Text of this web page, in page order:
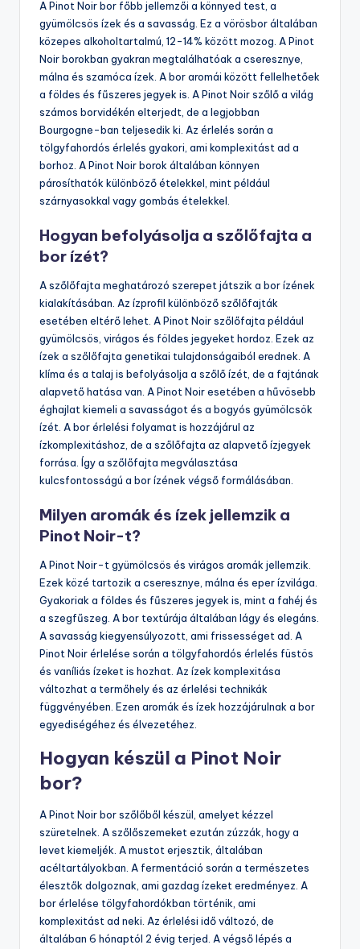
A Pinot Noir bor főbb jellemzői a könnyed test, a
gyümölcsös ízek és a savasság. Ez a vörösbor általában
közepes alkoholtartalmú, 12-14% között mozog. A Pinot
Noir borokban gyakran megtalálhatóak a cseresznye,
málna és szamóca ízek. A bor aromái között fellelhetőek
a földes és fűszeres jegyek is. A Pinot Noir szőlő a világ
számos borvidékén elterjedt, de a legjobban
Bourgogne-ban teljesedik ki. Az érlelés során a
tölgyfahordós érlelés gyakori, ami komplexitást ad a
borhoz. A Pinot Noir borok általában könnyen
párosíthatók különböző ételekkel, mint például
szárnyasokkal vagy gombás ételekkel.
Hogyan befolyásolja a szőlőfajta a
bor ízét?
A szőlőfajta meghatározó szerepet játszik a bor ízének
kialakításában. Az ízprofil különböző szőlőfajták
esetében eltérő lehet. A Pinot Noir szőlőfajta például
gyümölcsös, virágos és földes jegyeket hordoz. Ezek az
ízek a szőlőfajta genetikai tulajdonságaiból erednek. A
klíma és a talaj is befolyásolja a szőlő ízét, de a fajtának
alapvető hatása van. A Pinot Noir esetében a hűvösebb
éghajlat kiemeli a savasságot és a bogyós gyümölcsök
ízét. A bor érlelési folyamat is hozzájárul az
ízkomplexitáshoz, de a szőlőfajta az alapvető ízjegyek
forrása. Így a szőlőfajta megválasztása
kulcsfontosságú a bor ízének végső formálásában.
Milyen aromák és ízek jellemzik a
Pinot Noir-t?
A Pinot Noir-t gyümölcsös és virágos aromák jellemzik.
Ezek közé tartozik a cseresznye, málna és eper ízvilága.
Gyakoriak a földes és fűszeres jegyek is, mint a fahéj és
a szegfűszeg. A bor textúrája általában lágy és elegáns.
A savasság kiegyensúlyozott, ami frissességet ad. A
Pinot Noir érlelése során a tölgyfahordós érlelés füstös
és vaníliás ízeket is hozhat. Az ízek komplexitása
változhat a termőhely és az érlelési technikák
függvényében. Ezen aromák és ízek hozzájárulnak a bor
egyediségéhez és élvezetéhez.
Hogyan készül a Pinot Noir
bor?
A Pinot Noir bor szőlőből készül, amelyet kézzel
szüretelnek. A szőlőszemeket ezután zúzzák, hogy a
levet kiemeljék. A mustot erjesztik, általában
acéltartályokban. A fermentáció során a természetes
élesztők dolgoznak, ami gazdag ízeket eredményez. A
bor érlelése tölgyfahordókban történik, ami
komplexitást ad neki. Az érlelési idő változó, de
általában 6 hónaptól 2 évig terjed. A végső lépés a